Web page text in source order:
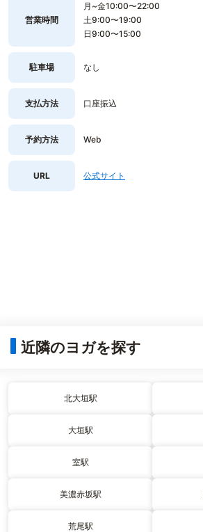
営業時間
月~金10:00〜22:00
土9:00〜19:00
日9:00〜15:00
駐車場 なし
支払方法 口座振込
予約方法 Web
URL 公式サイト
近隣のヨガを探す
北大垣駅
大垣駅
室駅
美濃赤坂駅
荒尾駅